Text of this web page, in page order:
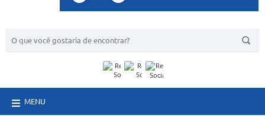
MENU